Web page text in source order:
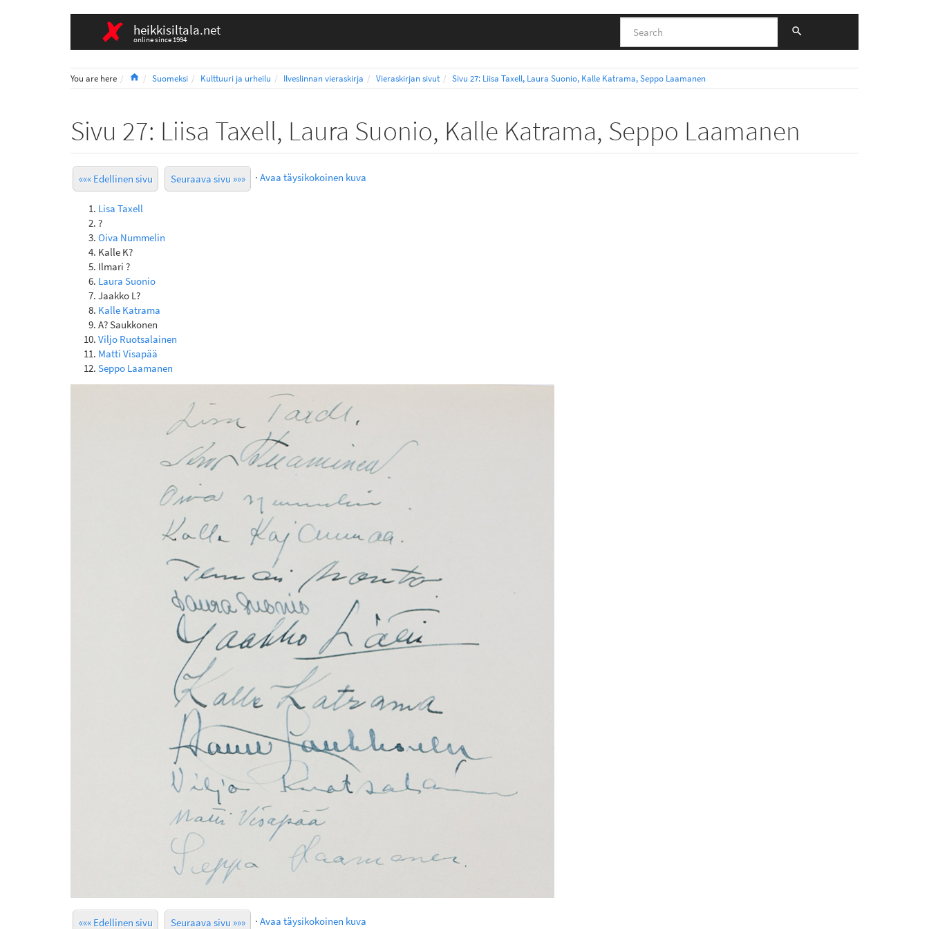
heikkisiltala.net
online since 1994
You are here HomeSuomeksi Kulttuuri ja urheilu Ilveslinnan vieraskirja Vieraskirjan sivut Sivu 27: Liisa Taxell, Laura Suonio, Kalle Katrama, Seppo Laamanen
Sivu 27: Liisa Taxell, Laura Suonio, Kalle Katrama, Seppo Laamanen
««« Edellinen sivu Seuraava sivu »»» · Avaa täysikokoinen kuva
Lisa Taxell
?
Oiva Nummelin
Kalle K?
Ilmari ?
Laura Suonio
Jaakko L?
Kalle Katrama
A? Saukkonen
Viljo Ruotsalainen
Matti Visapää
Seppo Laamanen
««« Edellinen sivu Seuraava sivu »»» · Avaa täysikokoinen kuva